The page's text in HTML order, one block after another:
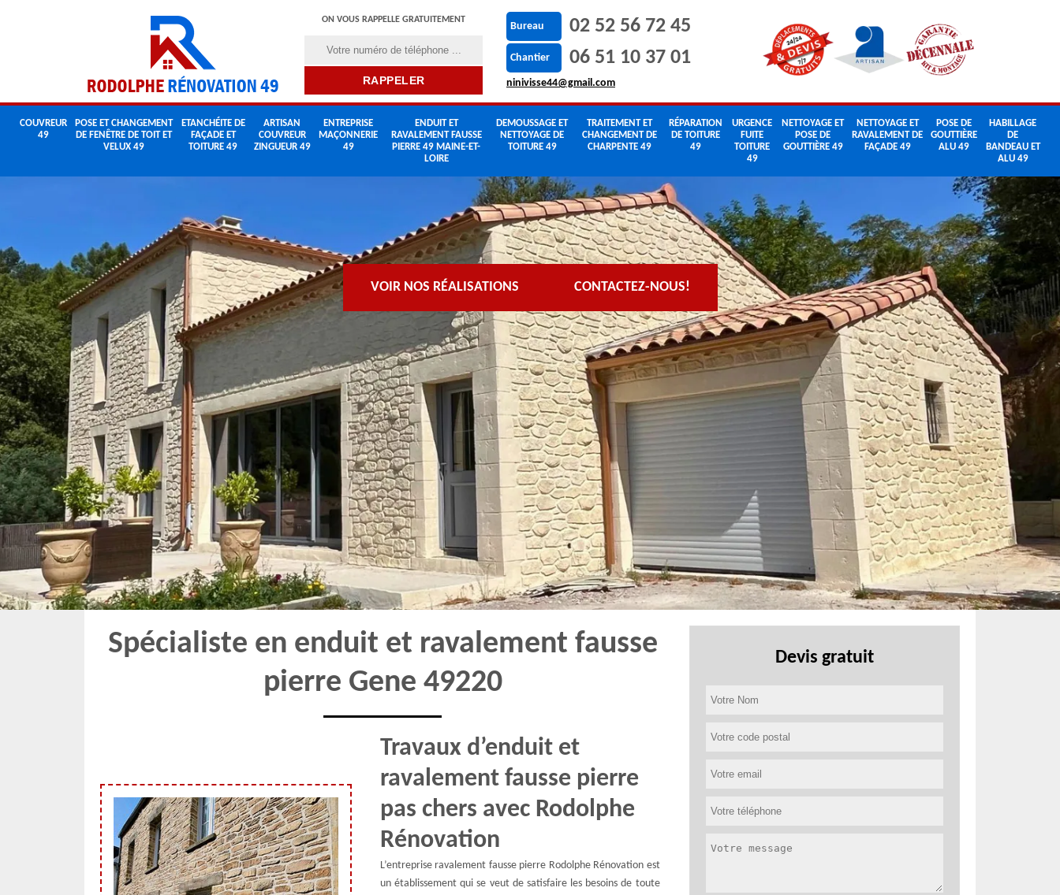
ON VOUS RAPPELLE GRATUITEMENT
Bureau 02 52 56 72 45
Chantier 06 51 10 37 01
ninivisse44@gmail.com
COUVREUR
49
POSE ET CHANGEMENT
DE FENÊTRE DE TOIT ET
VELUX 49
ETANCHÉITE DE
FAÇADE ET
TOITURE 49
ARTISAN
COUVREUR
ZINGUEUR 49
ENTREPRISE
MAÇONNERIE
49
ENDUIT ET
RAVALEMENT FAUSSE
PIERRE 49 MAINE-ET-
LOIRE
DEMOUSSAGE ET
NETTOYAGE DE
TOITURE 49
TRAITEMENT ET
CHANGEMENT DE
CHARPENTE 49
RÉPARATION
DE TOITURE
49
URGENCE
FUITE
TOITURE
49
NETTOYAGE ET
POSE DE
GOUTTIÈRE 49
NETTOYAGE ET
RAVALEMENT DE
FAÇADE 49
POSE DE
GOUTTIÈRE
ALU 49
HABILLAGE
DE
BANDEAU ET
ALU 49
VOIR NOS RÉALISATIONS CONTACTEZ-NOUS!
Spécialiste en enduit et ravalement fausse
pierre Gene 49220
Travaux d’enduit et
ravalement fausse pierre
pas chers avec Rodolphe
Rénovation
L’entreprise ravalement fausse pierre Rodolphe Rénovation est
un établissement qui se veut de satisfaire les besoins de toute
Devis gratuit